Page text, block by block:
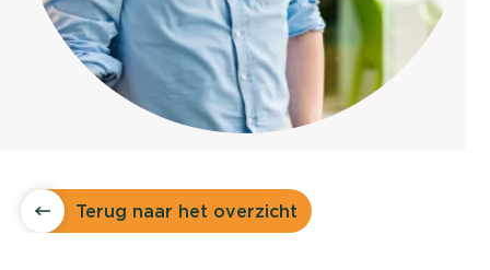
Terug naar het overzicht